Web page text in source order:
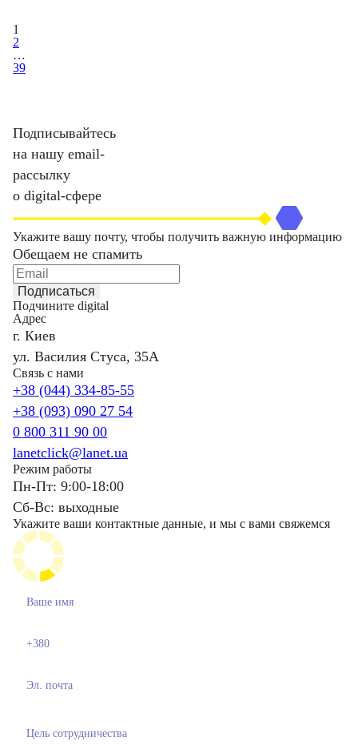
1
2
…
39
Подписывайтесь
на нашу email-
рассылку
о digital-сфере
Укажите вашу почту, чтобы получить важную информацию
Обещаем не спамить
Подписаться
Подчините digital
Адрес
г. Киев
ул. Василия Стуса, 35А
Связь с нами
+38 (044) 334-85-55
+38 (093) 090 27 54
0 800 311 90 00
lanetclick@lanet.ua
Режим работы
Пн-Пт: 9:00-18:00
Сб-Вс: выходные
Укажите ваши контактные данные, и мы с вами свяжемся